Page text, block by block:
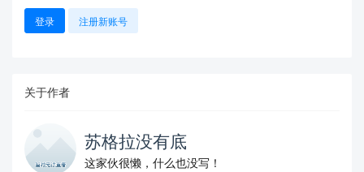
登录 注册新账号
关于作者
苏格拉没有底
这家伙很懒，什么也没写！